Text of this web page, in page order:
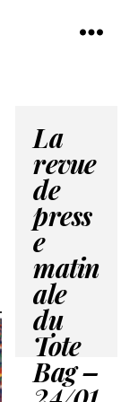
La
revue
de
press
e
matin
ale
du
Tote
Bag –